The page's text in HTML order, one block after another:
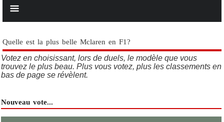
Quelle est la plus belle Mclaren en F1?
Votez en choisissant, lors de duels, le modèle que vous
trouvez le plus beau. Plus vous votez, plus les classements en
bas de page se révèlent.
Nouveau vote...